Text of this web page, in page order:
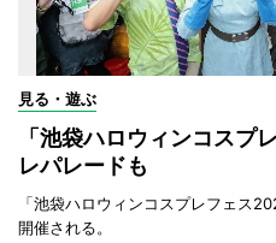
見る・遊ぶ
「池袋ハロウィンコス
レパレードも
「池袋ハロウィンコスプレフェス
開催される。